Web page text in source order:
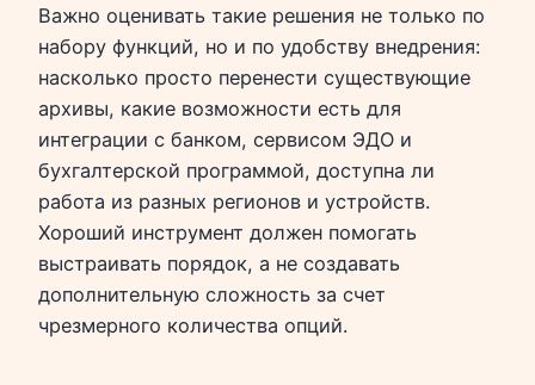
Важно оценивать такие решения не только по
набору функций, но и по удобству внедрения:
насколько просто перенести существующие
архивы, какие возможности есть для
интеграции с банком, сервисом ЭДО и
бухгалтерской программой, доступна ли
работа из разных регионов и устройств.
Хороший инструмент должен помогать
выстраивать порядок, а не создавать
дополнительную сложность за счет
чрезмерного количества опций.